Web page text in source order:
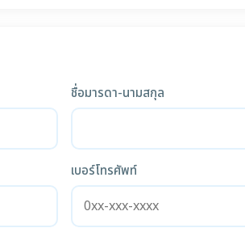
ชื่อมารดา-นามสกุล
เบอร์โทรศัพท์